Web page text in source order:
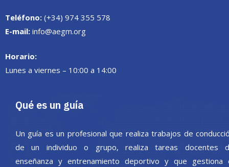
Teléfono: (+34) 974 355 578
E-mail: info@aegm.org
Horario:
Lunes a viernes – 10:00 a 14:00
Qué es un guía
Un guía es un profesional que realiza trabajos de
de un individuo o grupo, realiza tareas docentes
enseñanza y entrenamiento deportivo y que gestiona